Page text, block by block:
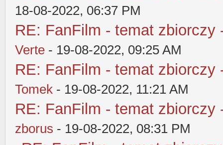
18-08-2022, 06:37 PM
RE: FanFilm - temat zbiorczy
Verte - 19-08-2022, 09:25 AM
RE: FanFilm - temat zbiorczy
Tomek - 19-08-2022, 11:21 AM
RE: FanFilm - temat zbiorczy
zborus - 19-08-2022, 08:31 PM